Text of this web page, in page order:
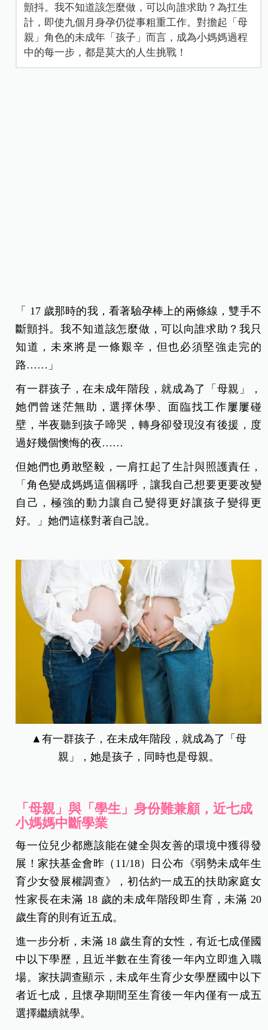
顫抖。我不知道該怎麼做，可以向誰求助？為扛生
計，即使九個月身孕仍從事粗重工作。對擔起「母
親」角色的未成年「孩子」而言，成為小媽媽過程
中的每一步，都是莫大的人生挑戰！
「 17 歲那時的我，看著驗孕棒上的兩條線，雙手不
斷顫抖。我不知道該怎麼做，可以向誰求助？我只
知道，未來將是一條艱辛，但也必須堅強走完的
路……」
有一群孩子，在未成年階段，就成為了「母親」，
她們曾迷茫無助，選擇休學、面臨找工作屢屢碰
壁，半夜聽到孩子啼哭，轉身卻發現沒有後援，度
過好幾個懊悔的夜……
但她們也勇敢堅毅，一肩扛起了生計與照護責任，
「角色變成媽媽這個稱呼，讓我自己想要更要改變
自己，極強的動力讓自己變得更好讓孩子變得更
好。」她們這樣對著自己說。
▲有一群孩子，在未成年階段，就成為了「母
親」，她是孩子，同時也是母親。
「母親」與「學生」身份難兼顧，近七成
小媽媽中斷學業
每一位兒少都應該能在健全與友善的環境中獲得發
展！家扶基金會昨（11/18）日公布《弱勢未成年生
育少女發展權調查》，初估約一成五的扶助家庭女
性家長在未滿 18 歲的未成年階段即生育，未滿 20
歲生育的則有近五成。
進一步分析，未滿 18 歲生育的女性，有近七成僅國
中以下學歷，且近半數在生育後一年內立即進入職
場。家扶調查顯示，未成年生育少女學歷國中以下
者近七成，且懷孕期間至生育後一年內僅有一成五
選擇繼續就學。